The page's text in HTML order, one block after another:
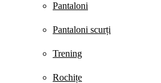
Pantaloni
Pantaloni scurți
Trening
Rochițe